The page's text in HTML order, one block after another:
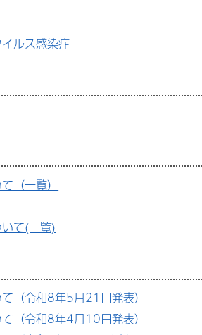
ルス感染症
（一覧）
て(一覧)
（令和8年5月21日発表）
（令和8年4月10日発表）